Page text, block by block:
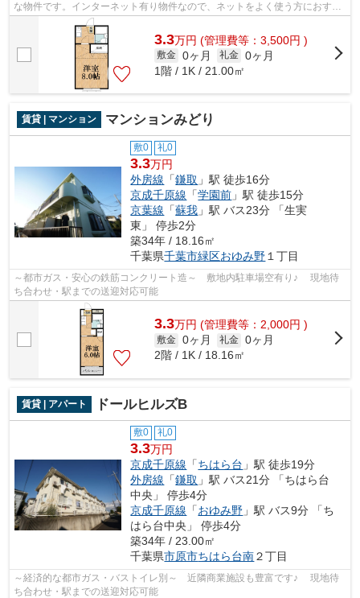
な物件です。インターネット有り物件なので、ネットをよく使う方におすす
めです。ご来店予約やご質問などは043-3...
3.3万円 (管理費等：3,500円 )
敷金 0ヶ月 礼金 0ヶ月
1階 / 1K / 21.00㎡
賃貸 | マンション マンションみどり
敷0 礼0
3.3万円
外房線 「鎌取 」駅 徒歩16分
京成千原線 「学園前 」駅 徒歩15分
京葉線 「蘇我 」駅 バス23分 「生実
東」 停歩2分
築34年 / 18.16㎡
千葉県千葉市緑区おゆみ野 １丁目
～都市ガス・安心の鉄筋コンクリート造～ 敷地内駐車場空有り♪ 現地待
ち合わせ・駅までの送迎対応可能
3.3万円 (管理費等：2,000円 )
敷金 0ヶ月 礼金 0ヶ月
2階 / 1K / 18.16㎡
賃貸 | アパート ドールヒルズB
敷0 礼0
3.3万円
京成千原線 「ちはら台 」駅 徒歩19分
外房線 「鎌取 」駅 バス21分 「ちはら台
中央」 停歩4分
京成千原線 「おゆみ野 」駅 バス9分 「ち
はら台中央」 停歩4分
築34年 / 23.00㎡
千葉県市原市ちはら台南２丁目
～経済的な都市ガス・バストイレ別～ 近隣商業施設も豊富です♪ 現地待
ち合わせ・駅までの送迎対応可能